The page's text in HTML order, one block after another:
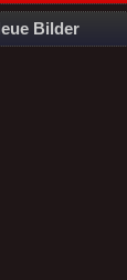
Bilder